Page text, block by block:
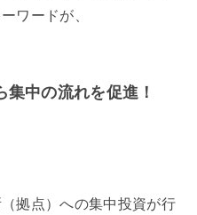
ワードが、
中の流れを促進！
拠点）への集中投資が行